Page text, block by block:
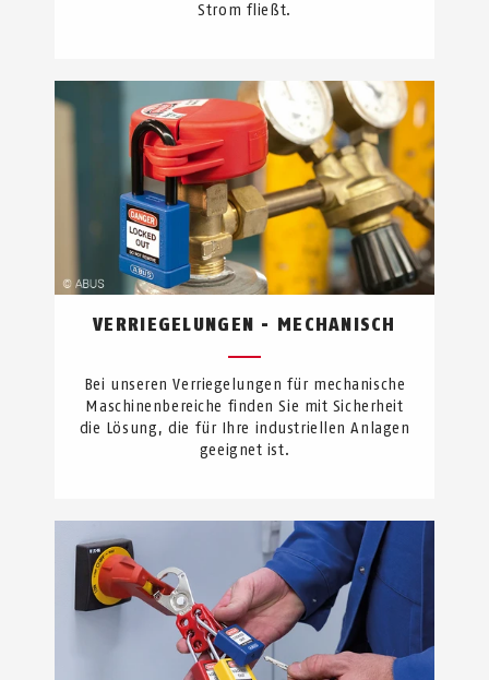
Strom fließt.
VERRIEGELUNGEN - MECHANISCH
Bei unseren Verriegelungen für mechanische
Maschinenbereiche finden Sie mit Sicherheit
die Lösung, die für Ihre industriellen Anlagen
geeignet ist.